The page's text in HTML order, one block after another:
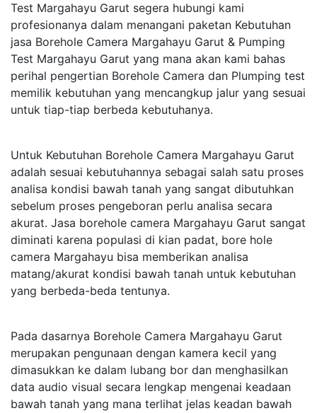
Test Margahayu Garut segera hubungi kami
profesionanya dalam menangani paketan Kebutuhan
jasa Borehole Camera Margahayu Garut & Pumping
Test Margahayu Garut yang mana akan kami bahas
perihal pengertian Borehole Camera dan Plumping test
memilik kebutuhan yang mencangkup jalur yang sesuai
untuk tiap-tiap berbeda kebutuhanya.
Untuk Kebutuhan Borehole Camera Margahayu Garut
adalah sesuai kebutuhannya sebagai salah satu proses
analisa kondisi bawah tanah yang sangat dibutuhkan
sebelum proses pengeboran perlu analisa secara
akurat. Jasa borehole camera Margahayu Garut sangat
diminati karena populasi di kian padat, bore hole
camera Margahayu bisa memberikan analisa
matang/akurat kondisi bawah tanah untuk kebutuhan
yang berbeda-beda tentunya.
Pada dasarnya Borehole Camera Margahayu Garut
merupakan pengunaan dengan kamera kecil yang
dimasukkan ke dalam lubang bor dan menghasilkan
data audio visual secara lengkap mengenai keadaan
bawah tanah yang mana terlihat jelas keadan bawah